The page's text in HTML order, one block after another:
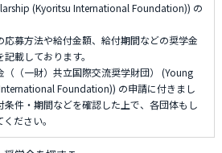
(Kyoritsu International Foundation)) の
応募方法や給付金額、給付期間などの奨学金
載しております。
（（一財）共立国際交流奨学財団） (Young
Foundation)) の申請に付きまし
件・期間などを確認した上で、各団体もし
ださい。